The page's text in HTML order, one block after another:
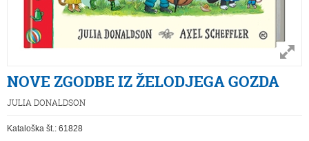
NOVE ZGODBE IZ ŽELODJEGA GOZDA
JULIA DONALDSON
Kataloška št.: 61828